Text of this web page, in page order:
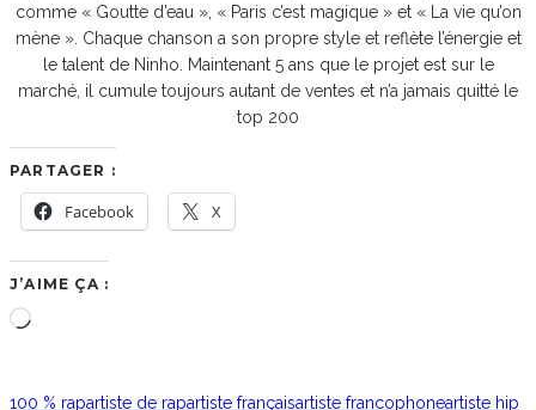
comme « Goutte d’eau », « Paris c’est magique » et « La vie qu’on
mène ». Chaque chanson a son propre style et reflète l’énergie et
le talent de Ninho. Maintenant 5 ans que le projet est sur le
marché, il cumule toujours autant de ventes et n’a jamais quitté le
top 200
PARTAGER :
Facebook X
J’AIME ÇA :
Chargement…
100 % rapartiste de rapartiste françaisartiste francophoneartiste hip